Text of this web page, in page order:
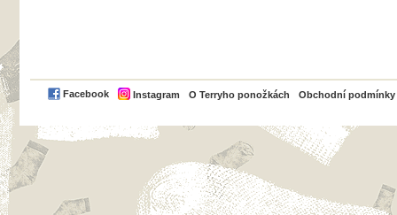
Facebook Instagram O Terryho ponožkách Obchodní podmínky
PayPal